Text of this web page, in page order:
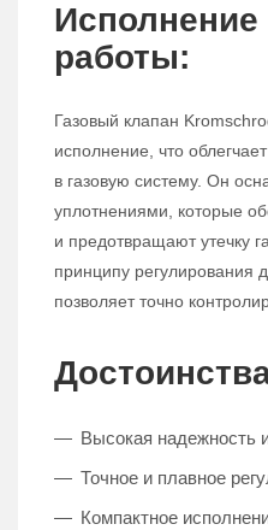
Исполнение
работы:
Газовый клапан
исполнение, что
в газовую систему. Он
уплотнениями, которые
и предотвращают утечку
принципу регулирования
позволяет точно
Высокая надежность
Точное и плавное
Компактное